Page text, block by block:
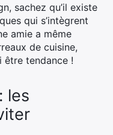
sachez qu’il existe
qui s’intègrent
amie a même
de cuisine,
être tendance !
les